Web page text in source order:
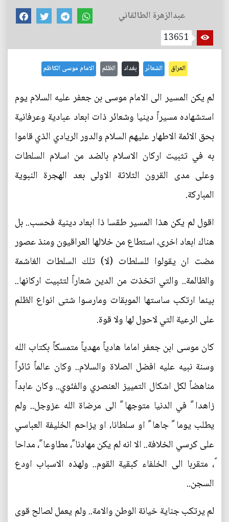
عبدالزهرة الطالقاني
13651
العراق الشعائر بغداد الظلم الامام موسى الكاظم
لم يكن المسير الى الامام موسى بن جعفر عليه السلام يوم
استشهاده مسيراً دينيا وشعائر ذات ابعاد عبادية وعرفانية
بحق الائمة الاطهار عليهم السلام والدور الريادي الذي قاموا
به في تثبيت اركان الاسلام بالضد من اسلام السلطات
وعلى مدى القرون الثلاثة الاولى بعد الهجرة النبوية
المباركة.
اقول لم يكن هذا المسير طقسا ذا ابعاد دينية فحسب.. بل
هناك ابعاد اخرى، استطاع من خلالها العراقيون ومنذ عصور
مضت ان يقولوا للسلطات (لا) تلك السلطات الغاشمة
والظالمة.. والتي اتخذت من الدين شعاراً لتثبيت اركانها..
بينما ارتكب ساستها الموبقات ومارسوا شتى انواع الظلم
على الرعية التي لاحول لها ولا قوة.
كان موسى ابن جعفر اماما هادياً مهدياً متمسكاً بكتاب الله
وسنة نبيه عليه افضل الصلاة والسلام.. وكان عالماً ثائراً
مناهضاً لكل اشكال التمييز العنصري والفئوي.. وكان عابداً
زاهدا ً في الدنيا متوجها ً الى مرضاة الله عزوجل.. ولم
يطلب يوما ً جاها ً او سلطانا، او يزاحم الخليفة العباسي
على كرسي الخلافة.. الا انه لم يكن مهادنا ً، مطاوعا ً، مداحا
ً، متقربا الى الخلفاء كبقية القوم.. ولهذه الاسباب اودع
السجن..
لم يرتكب جناية خيانة الوطن والامة.. ولم يعمل لصالح قوى